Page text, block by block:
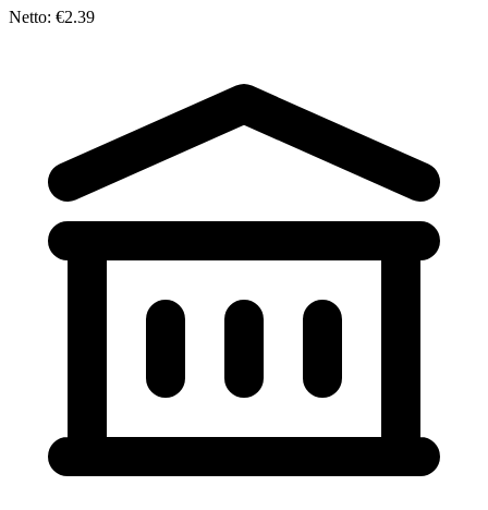
Netto: €2.39